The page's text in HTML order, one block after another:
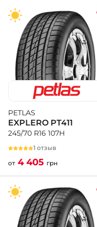
PETLAS
EXPLERO PT411
245/70 R16 107H
1 отзыв
от 4 405 грн